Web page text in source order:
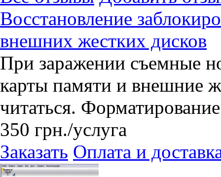
Восстановление
внешних жестких дисков
При заражении съемные
карты памяти и внешние
читаться.
350 грн./услуга
Заказать Оплата и